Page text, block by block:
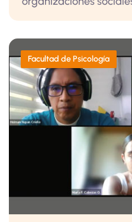
Facultad de Psicología